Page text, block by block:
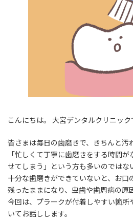
こんにちは。 大宮デンタルクリニック
皆さまは毎日の歯磨きで、きちんと汚
「忙しくて丁寧に歯磨きをする時間
せてしまう」という方も多いのではな
十分な歯磨きができていないと、お
残ったままになり、虫歯や歯周病の原
今回は、プラークが付着しやすい箇所
いてお話しします。